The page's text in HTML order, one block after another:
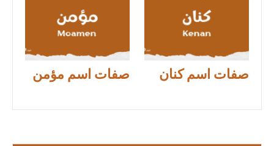
صفات اسم كنان صفات اسم مؤمن